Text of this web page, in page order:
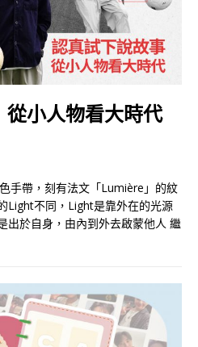
小人物看大時代
手帶，刻有法文「Lumière」的紋
Light不同，Light是靠外在的光源
出於自身，由內到外去啟蒙他人 繼